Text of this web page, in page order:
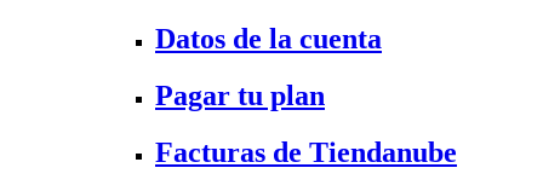
Datos de la cuenta
Pagar tu plan
Facturas de Tiendanube